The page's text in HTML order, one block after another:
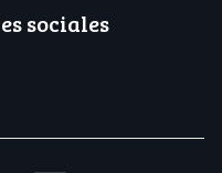
sociales